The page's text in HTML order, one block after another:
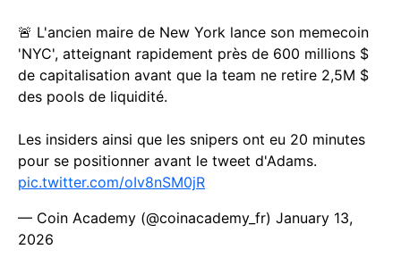
🚨 L'ancien maire de New York lance son memecoin
'NYC', atteignant rapidement près de 600 millions $
de capitalisation avant que la team ne retire 2,5M $
des pools de liquidité.
Les insiders ainsi que les snipers ont eu 20 minutes
pour se positionner avant le tweet d'Adams.
pic.twitter.com/oIv8nSM0jR
— Coin Academy (@coinacademy_fr) January 13,
2026